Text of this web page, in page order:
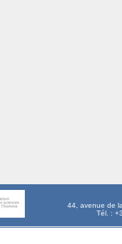
44, avenue de
Tél. :